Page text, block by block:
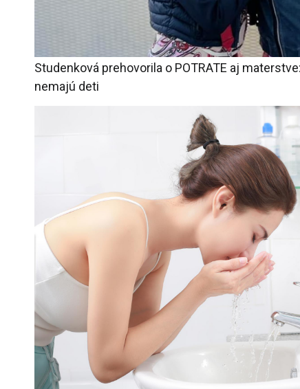
Studenková prehovorila o POTRATE aj
nemajú deti